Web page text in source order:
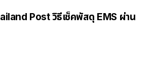
Post วิธีเช็คพัสดุ EMS ผ่าน